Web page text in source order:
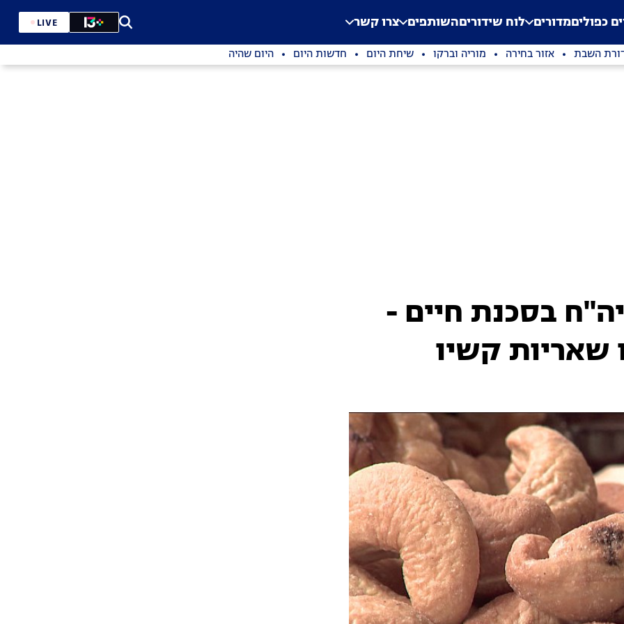
Application error: a
. כפוליםמדורים לוח שידוריםהשותפים צרו קשר LIVE
השבת אזור בחירה מוריה וברקו שיחת היום חדשות היום היום שהיה
בסכנת חיים -
שאריות קשיו